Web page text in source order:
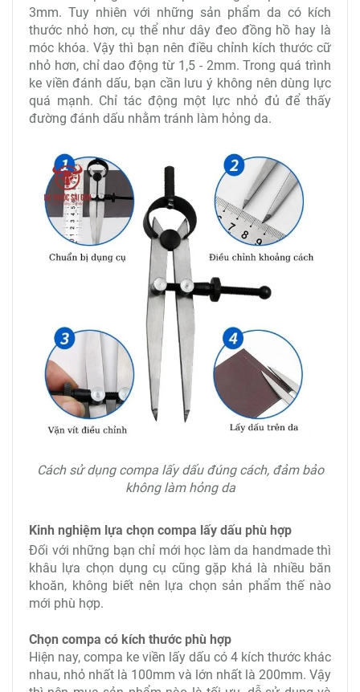
3mm. Tuy nhiên với những sản phẩm da có kích
thước nhỏ hơn, cụ thể như dây đeo đồng hồ hay là
móc khóa. Vậy thì bạn nên điều chỉnh kích thước cữ
nhỏ hơn, chỉ dao động từ 1,5 - 2mm. Trong quá trình
ke viền đánh dấu, bạn cần lưu ý không nên dùng lực
quá mạnh. Chỉ tác động một lực nhỏ đủ để thấy
đường đánh dấu nhằm tránh làm hỏng da.
Cách sử dụng compa lấy dấu đúng cách, đảm bảo
không làm hỏng da
Kinh nghiệm lựa chọn compa lấy dấu phù hợp
Đối với những bạn chỉ mới học làm da handmade thì
khâu lựa chọn dụng cụ cũng gặp khá là nhiều băn
khoăn, không biết nên lựa chọn sản phẩm thế nào
mới phù hợp.
Chọn compa có kích thước phù hợp
Hiện nay, compa ke viền lấy dấu có 4 kích thước khác
nhau, nhỏ nhất là 100mm và lớn nhất là 200mm. Vậy